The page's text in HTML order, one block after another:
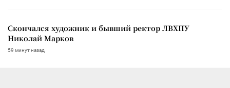
Скончался художник и бывший ректор ЛВХПУ
Николай Марков
59 минут назад